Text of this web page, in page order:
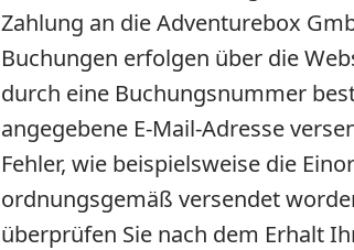
Zahlung an die Adventurebox
Buchungen erfolgen über die
durch eine Buchungsnummer
angegebene E-Mail-Adresse
Fehler, wie beispielsweise die
ordnungsgemäß versendet
überprüfen Sie nach dem Erhalt